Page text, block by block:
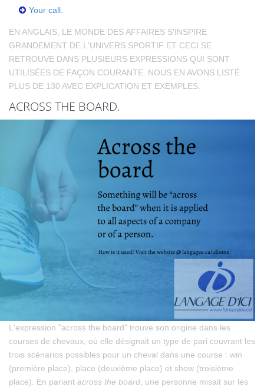
Your call.
EN ANGLAIS, LE MONDE DES AFFAIRES S'INSPIRE
GRANDEMENT DE L'UNIVERS SPORTIF ET CECI SE
RETROUVE DANS PLUSIEURS EXPRESSIONS QUI SONT
UTILISÉES DE FAÇON COURANTE. NOUS EN AVONS LISTÉ
PLUS DE 130 AVEC EXPLICATION ET EXEMPLES.
ACROSS THE BOARD.
L'expression "across the board" trouve son origine dans les
courses de chevaux, où elle désignait un type de pari couvrant les
trois scénarios possibles pour un cheval dans une course : win
(première place), place (deuxième place) et show (troisième
place). En pariant across the board , une personne misait sur les